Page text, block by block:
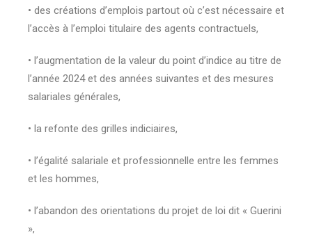
• des créations d’emplois partout où c’est nécessaire et
l’accès à l’emploi titulaire des agents contractuels,
• l’augmentation de la valeur du point d’indice au titre de
l’année 2024 et des années suivantes et des mesures
salariales générales,
• la refonte des grilles indiciaires,
• l’égalité salariale et professionnelle entre les femmes
et les hommes,
• l’abandon des orientations du projet de loi dit « Guerini
»,